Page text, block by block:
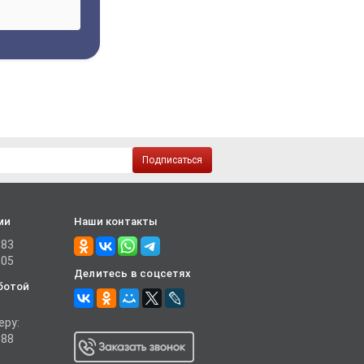
Подписаться
Наши контакты
Делитесь в соцсетях